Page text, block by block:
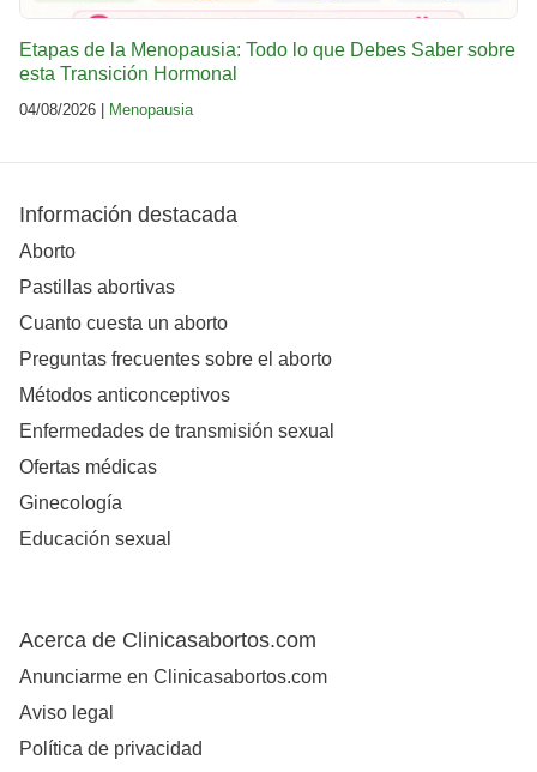
Etapas de la Menopausia: Todo lo que Debes Saber sobre
esta Transición Hormonal
04/08/2026 | Menopausia
Información destacada
Aborto
Pastillas abortivas
Cuanto cuesta un aborto
Preguntas frecuentes sobre el aborto
Métodos anticonceptivos
Enfermedades de transmisión sexual
Ofertas médicas
Ginecología
Educación sexual
Acerca de Clinicasabortos.com
Anunciarme en Clinicasabortos.com
Aviso legal
Política de privacidad